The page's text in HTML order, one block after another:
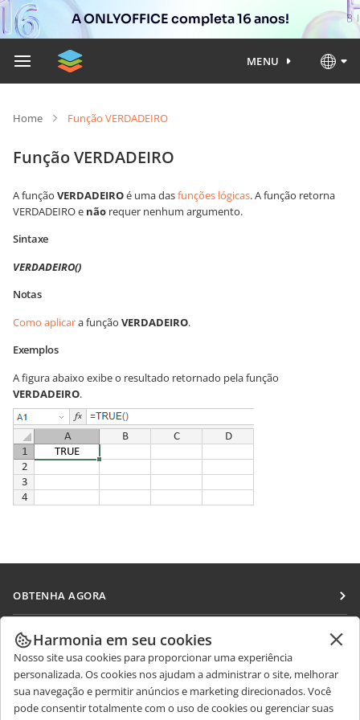
A ONLYOFFICE completa 16 anos!
MENU
Home Função VERDADEIRO
Função VERDADEIRO
A função VERDADEIROé uma dasfunções lógicas. A função retorna
VERDADEIRO e não requer nenhum argumento.
Sintaxe
VERDADEIRO()
Notas
Como aplicara função VERDADEIRO.
Exemplos
A figura abaixo exibe o resultado retornado pela função
VERDADEIRO.
OBTENHA AGORA
Docs
DocSpace
Workspace
Conectores
COLABORAR
Para colaboradores
Para tradutores
Para influenciadores
RECEBA NOTÍCIAS
Blog
OBTER AJUDA
Harmonia em seu cookies
Nosso site usa cookies para proporcionar uma experiência
personalizada. Os cookies nos ajudam a administrar o site, melhorar
sua navegação e permitir anúncios e marketing direcionados. Você
pode consentir totalmente com o uso de cookies ou gerenciar suas